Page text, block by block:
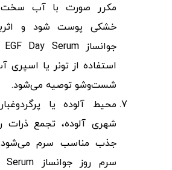
مکرر صورت با آب سخت
خشکی پوست شود و
استفاده از تونر یا
شست‌وشو توصیه می‌شود.
محیط آلوده یا
شهری آلوده، تجمع ذرات
جذب مناسب سرم